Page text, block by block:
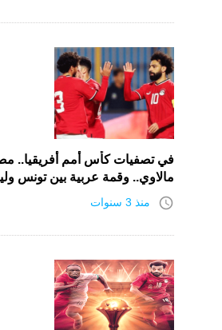
في تصفيات كأس أمم أفريقيا..
مالاوي.. وقمة عربية بين تونس
access_time منذ 3 سنوات